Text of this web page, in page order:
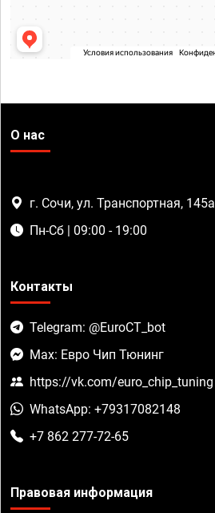
О нас
г. Сочи, ул. Транспортная, 145а
Пн-Сб | 09:00 - 19:00
Контакты
Telegram: @EuroCT_bot
Max: Евро Чип Тюнинг
https://vk.com/euro_chip_tuning
WhatsApp: +79317082148
+7 862 277-72-65
Правовая информация